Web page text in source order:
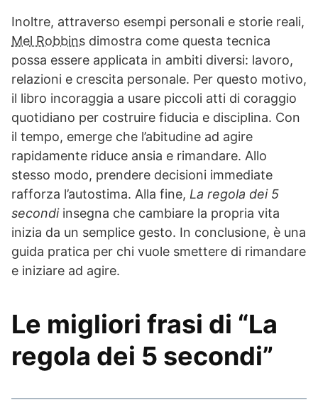
Inoltre, attraverso esempi personali e storie reali,
Mel Robbins dimostra come questa tecnica
possa essere applicata in ambiti diversi: lavoro,
relazioni e crescita personale. Per questo motivo,
il libro incoraggia a usare piccoli atti di coraggio
quotidiano per costruire fiducia e disciplina. Con
il tempo, emerge che l’abitudine ad agire
rapidamente riduce ansia e rimandare. Allo
stesso modo, prendere decisioni immediate
rafforza l’autostima. Alla fine, La regola dei 5
secondiinsegna che cambiare la propria vita
inizia da un semplice gesto. In conclusione, è una
guida pratica per chi vuole smettere di rimandare
e iniziare ad agire.
Le migliori frasi di “La
regola dei 5 secondi”